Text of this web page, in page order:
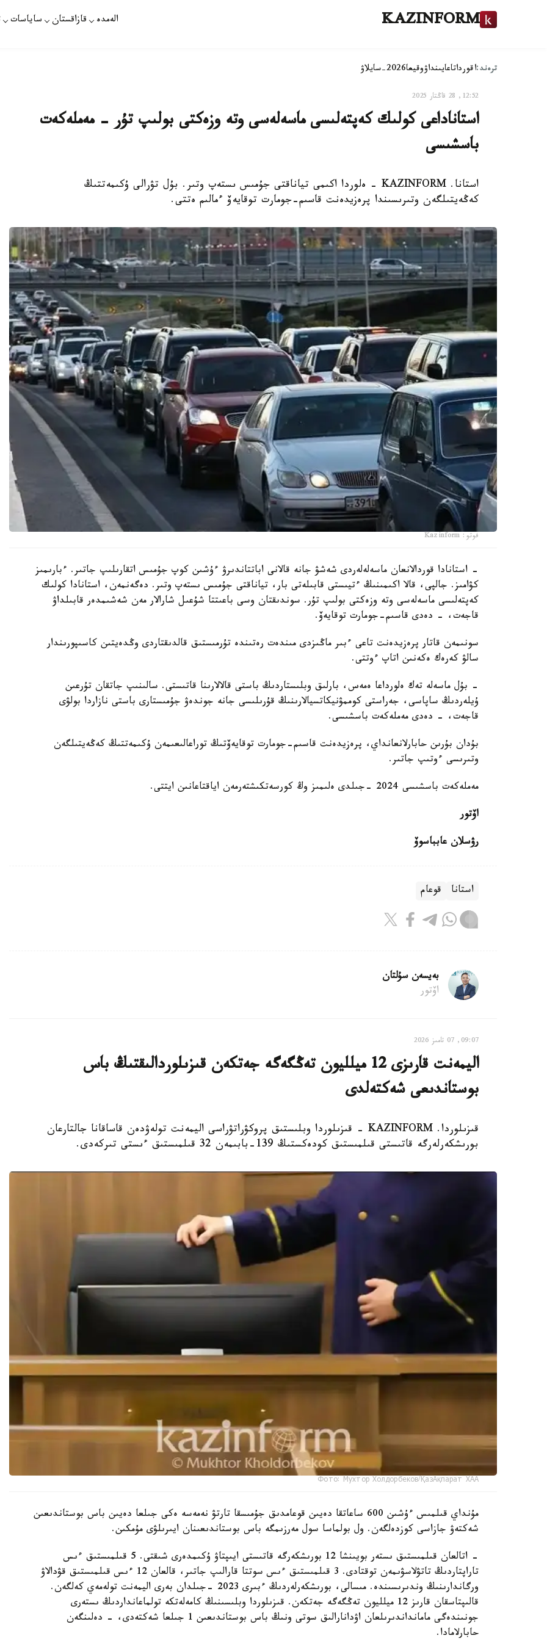
KAZINFORM الەمدە قازاقستان ساياسات
ترەند:اقورداتاعايىنداۋوقيعا2026-سايلاۋ
12:52, 28 قاڭتار 2025
استاناداعى كولىك كەپتەلىسى ماسەلەسى وتە وزەكتى بولىپ تۇر - مەملەكەت
باسشىسى
استانا. KAZINFORM - ەلوردا اكىمى تياناقتى جۇمىس ىستەپ وتىر. بۇل تۋرالى ۇكىمەتتىڭ
كەڭەيتىلگەن وتىرىسىندا پرەزيدەنت قاسىم-جومارت توقايەۆ ءمالىم ەتتى.
فوتو: Kazinform
- استانادا قوردالانعان ماسەلەلەردى شەشۋ جانە قالانى اباتتاندىرۋ ءۇشىن كوپ جۇمىس اتقارىلىپ جاتىر. ءبارىمىز
كۋامىز. جالپى، قالا اكىمىنىڭ ءتيىستى قابىلەتى بار، تياناقتى جۇمىس ىستەپ وتىر. دەگەنمەن، استانادا كولىك
كەپتەلىسى ماسەلەسى وتە وزەكتى بولىپ تۇر. سوندىقتان وسى باعىتتا شۇعىل شارالار مەن شەشىمدەر قابىلداۋ
قاجەت، - دەدى قاسىم-جومارت توقايەۆ.
سونىمەن قاتار پرەزيدەنت تاعى ءبىر ماڭىزدى مىندەت رەتىندە تۇرمىستىق قالدىقتاردى وڭدەيتىن كاسىپورىندار
سالۋ كەرەك ەكەنىن اتاپ ءوتتى.
- بۇل ماسەلە تەك ەلورداعا ەمەس، بارلىق وبلىستاردىڭ باستى قالالارىنا قاتىستى. سالىنىپ جاتقان تۇرعىن
ۇيلەردىڭ ساپاسى، جەراستى كوممۋنيكاتسيالارىنىڭ قۇرىلىسى جانە جوندەۋ جۇمىستارى باستى نازاردا بولۋى
قاجەت، - دەدى مەملەكەت باسشىسى.
بۇدان بۇرىن حابارلانعانداي، پرەزيدەنت قاسىم-جومارت توقايەۆتىڭ توراعالىعىمەن ۇكىمەتتىڭ كەڭەيتىلگەن
وتىرىسى ءوتىپ جاتىر.
مەملەكەت باسشىسى 2024 -جىلدى ەلىمىز وڭ كورسەتكىشتەرمەن اياقتاعانىن ايتتى.
اۆتور
رۋسلان عابباسوۆ
استانا قوعام
بەيسەن سۇلتان
اۆتور
09:07, 07 تامىز 2026
اليمەنت قارىزى 12 ميلليون تەڭگەگە جەتكەن قىزىلوردالىقتىڭ باس
بوستاندىعى شەكتەلدى
قىزىلوردا. KAZINFORM - قىزىلوردا وبلىستىق پروكۋراتۋراسى اليمەنت تولەۋدەن قاساقانا جالتارعان
بورىشكەرلەرگە قاتىستى قىلمىستىق كودەكستىڭ 139-بابىمەن 32 قىلمىستىق ءىستى تىركەدى.
Фото: Мухтор Холдорбеков/ҚазАқпарат ХАА
مۇنداي قىلمىس ءۇشىن 600 ساعاتقا دەيىن قوعامدىق جۇمىسقا تارتۋ نەمەسە ەكى جىلعا دەيىن باس بوستاندىعىن
شەكتەۋ جازاسى كوزدەلگەن. ول بولماسا سول مەرزىمگە باس بوستاندىعىنان ايىرىلۋى مۇمكىن.
- اتالعان قىلمىستىق ىستەر بويىنشا 12 بورىشكەرگە قاتىستى ايىپتاۋ ۇكىمدەرى شىقتى. 5 قىلمىستىق ءىس
تاراپتاردىڭ تاتۋلاسۋىمەن توقتادى. 3 قىلمىستىق ءىس سوتتا قارالىپ جاتىر، قالعان 12 ءىس قىلمىستىق قۋدالاۋ
ورگاندارىنىڭ وندىرىسىندە. مىسالى، بورىشكەرلەردىڭ ءبىرى 2023 -جىلدان بەرى اليمەنت تولەمەي كەلگەن.
قالىپتاسقان قارىز 12 ميلليون تەڭگەگە جەتكەن. قىزىلوردا وبلىسىنىڭ كامەلەتكە تولماعانداردىڭ ىستەرى
جونىندەگى مامانداندىرىلعان اۋدانارالىق سوتى ونىڭ باس بوستاندىعىن 1 جىلعا شەكتەدى، - دەلىنگەن
حابارلامادا.